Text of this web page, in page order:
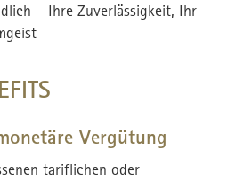
– Ihre Zuverlässigkeit, Ihr
Vergütung
tariflichen oder